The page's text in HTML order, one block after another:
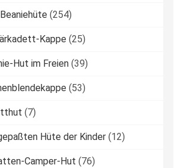
(254)
Kappe (25)
Hut im Freien (39)
(53)
(7)
Hüte der Kinder (12)
Camper-Hut (76)